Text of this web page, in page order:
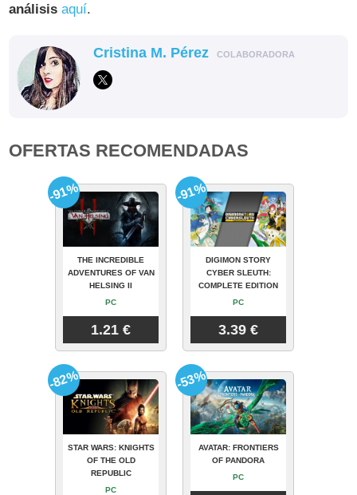
análisis aquí.
Cristina M. Pérez COLABORADORA
OFERTAS RECOMENDADAS
THE INCREDIBLE
ADVENTURES OF VAN
HELSING II
PC
1.21 €
-91%
DIGIMON STORY
CYBER SLEUTH:
COMPLETE EDITION
PC
3.39 €
-91%
STAR WARS: KNIGHTS
OF THE OLD
REPUBLIC
PC
-82%
AVATAR: FRONTIERS
OF PANDORA
PC
-53%